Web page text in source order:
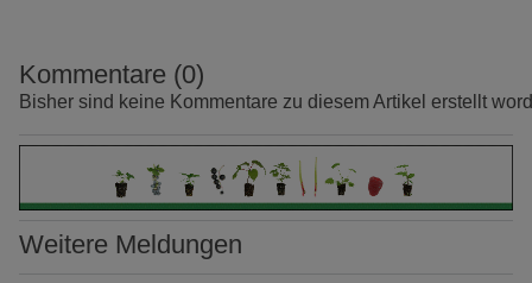
Kommentare (0)
Bisher sind keine Kommentare zu diesem Artikel erstellt
Weitere Meldungen